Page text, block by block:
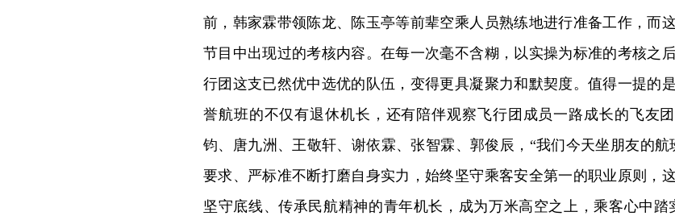
前，韩家霖带领陈龙、陈玉亭等前辈空乘人员熟练地进行准备工作，而
节目中出现过的考核内容。在每一次毫不含糊，以实操为标准的考核之
行团这支已然优中选优的队伍，变得更具凝聚力和默契度。值得一提的
誉航班的不仅有退休机长，还有陪伴观察飞行团成员一路成长的飞友
钧、唐九洲、王敬轩、谢依霖、张智霖、郭俊辰，“我们今天坐朋友的航
要求、严标准不断打磨自身实力，始终坚守乘客安全第一的职业原则，
坚守底线、传承民航精神的青年机长，成为万米高空之上，乘客心中踏